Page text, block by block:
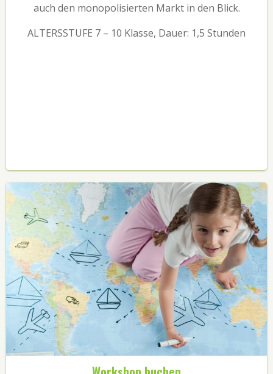
auch den monopolisierten Markt in den Blick.
ALTERSSTUFE 7 – 10 Klasse, Dauer: 1,5 Stunden